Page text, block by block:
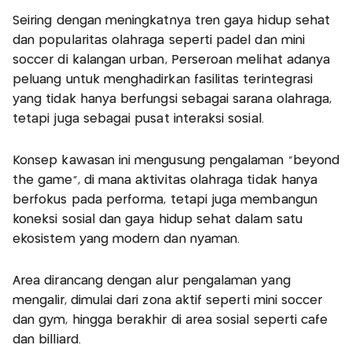
Seiring dengan meningkatnya tren gaya hidup sehat
dan popularitas olahraga seperti padel dan mini
soccer di kalangan urban, Perseroan melihat adanya
peluang untuk menghadirkan fasilitas terintegrasi
yang tidak hanya berfungsi sebagai sarana olahraga,
tetapi juga sebagai pusat interaksi sosial.
Konsep kawasan ini mengusung pengalaman “beyond
the game”, di mana aktivitas olahraga tidak hanya
berfokus pada performa, tetapi juga membangun
koneksi sosial dan gaya hidup sehat dalam satu
ekosistem yang modern dan nyaman.
Area dirancang dengan alur pengalaman yang
mengalir, dimulai dari zona aktif seperti mini soccer
dan gym, hingga berakhir di area sosial seperti café
dan billiard.